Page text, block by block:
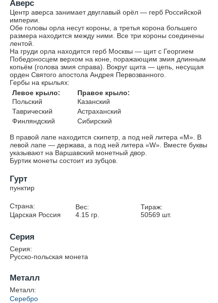
Аверс
Центр аверса занимает двуглавый орёл — герб Российской
империи.
Обе головы орла несут короны, а третья корона большего
размера находится между ними. Все три короны соединены
лентой.
На груди орла находится герб Москвы — щит с Георгием
Победоносцем верхом на коне, поражающим змия длинным
копьём (голова змия справа). Вокруг щита — цепь, несущая
орден Святого апостола Андрея Первозванного.
Гербы на крыльях:
Левое крыло:
Польский
Таврический
Финляндский
Правое крыло:
Казанский
Астраханский
Сибирский
В правой лапе находится скипетр, а под ней литера «М». В
левой лапе — держава, а под ней литера «W». Вместе буквы
указывают на Варшавский монетный двор.
Буртик монеты состоит из зубцов.
Гурт
пунктир
Страна:
Царская Россия
Вес:
4.15гр.
Тираж:
50569 шт.
Серия
Серия:
Русско-польская монета
Металл
Металл:
Серебро